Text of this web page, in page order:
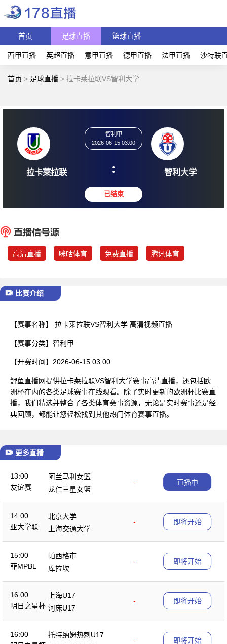
首页 足球直播 篮球直播
西甲直播 英超直播 意甲直播 德甲直播 法甲直播 沙特联
首页 > 足球直播 > 拉卡莱拉联VS智利大学
拉卡莱拉联
2026-06-15 03:00
: 智利
高清直播 咪咕体育 免费直播 腾讯体育
比赛介绍
【赛事名称】 拉卡莱拉联VS智利大学 高清视频直播
【赛事分类】 智利甲
【开赛时间】 2026-06-15 03:00
鲤鱼直播网提供拉卡莱拉联VS智利大学赛事高清直播，还包括欧
洲杯在内的各类足球赛事在线观看。除了实时更新的欧洲杯比赛直
播，我们精选并整合了各类体育赛事资源，无论是实时赛事还是经
典回顾，都能让您轻松找到其他热门体育赛事直播。
更多直播
13:00
友谊赛
阿兰马利女篮
-
龙仁三星女篮
直播中
14:00
亚大学联
北京大学
-
上海交通大学
即将开始
15:00
菲MPBL
帕西格市
-
库拉坎
即将开始
16:00
明日之星杯
上海U17
-
河床U17
即将开始
16:00
托特纳姆热刺U17
-
即将开始